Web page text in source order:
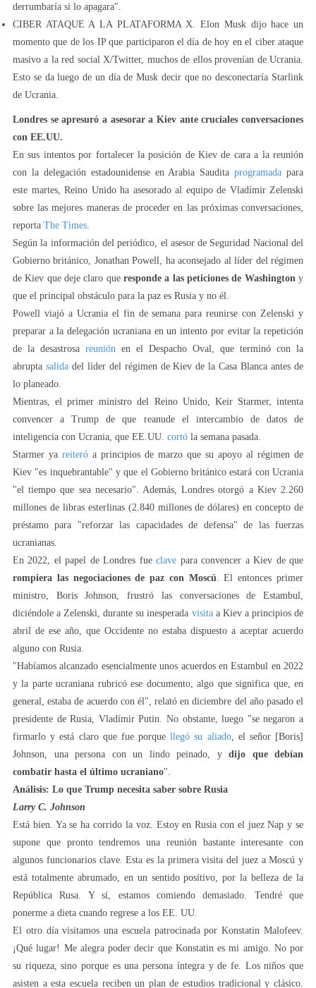
derrumbaría si lo apagara".
CIBER ATAQUE A LA PLATAFORMA X. Elon Musk dijo hace un
momento que de los IP que participaron el día de hoy en el ciber ataque
masivo a la red social X/Twitter, muchos de ellos provenían de Ucrania.
Esto se da luego de un día de Musk decir que no desconectaría Starlink
de Ucrania.
Londres se apresuró a asesorar a Kiev ante cruciales conversaciones
con EE.UU.
En sus intentos por fortalecer la posición de Kiev de cara a la reunión
con la delegación estadounidense en Arabia Sauditaprogramada para
este martes, Reino Unido ha asesorado al equipo de Vladímir Zelenski
sobre las mejores maneras de proceder en las próximas conversaciones,
reporta The Times
Según la información del periódico, el asesor de Seguridad Nacional del
Gobierno británico, Jonathan Powell, ha aconsejado al líder del régimen
de Kiev que deje claro que responde a las peticiones de Washington y
que el principal obstáculo para la paz es Rusia y no él.
Powell viajó a Ucrania el fin de semana para reunirse con Zelenski y
preparar a la delegación ucraniana en un intento por evitar la repetición
de la desastrosa reunión en el Despacho Oval, que terminó con la
abrupta salidadel líder del régimen de Kiev de la Casa Blanca antes de
lo planeado.
Mientras, el primer ministro del Reino Unido, Keir Starmer, intenta
convencer a Trump de que reanude el intercambio de datos de
inteligencia con Ucrania, que EE.UU. cortó la semana pasada.
Starmer ya reiteró a principios de marzo que su apoyo al régimen de
Kiev "es inquebrantable" y que el Gobierno británico estará con Ucrania
"el tiempo que sea necesario". Además, Londres otorgó a Kiev 2.260
millones de libras esterlinas (2.840 millones de dólares) en concepto de
préstamo para "reforzar las capacidades de defensa" de las fuerzas
ucranianas.
En 2022, el papel de Londres fueclave para convencer a Kiev de que
rompiera las negociaciones de paz con Moscú . El entonces primer
ministro, Boris Johnson, frustró las conversaciones de Estambul,
diciéndole a Zelenski, durante su inesperada visitaa Kiev a principios de
abril de ese año, que Occidente no estaba dispuesto a aceptar acuerdo
alguno con Rusia.
"Habíamos alcanzado esencialmente unos acuerdos en Estambul en 2022
y la parte ucraniana rubricó ese documento, algo que significa que, en
general, estaba de acuerdo con él", relató en diciembre del año pasado el
presidente de Rusia, Vladímir Putin. No obstante, luego "se negaron a
firmarlo y está claro que fue porquellegó su aliado, el señor [Boris]
Johnson, una persona con un lindo peinado, y dijo que debían
combatir hasta el último ucraniano".
Análisis: Lo que Trump necesita saber sobre Rusia
Larry C. Johnson
Está bien. Ya se ha corrido la voz. Estoy en Rusia con el juez Nap y se
supone que pronto tendremos una reunión bastante interesante con
algunos funcionarios clave. Esta es la primera visita del juez a Moscú y
está totalmente abrumado, en un sentido positivo, por la belleza de la
República Rusa. Y sí, estamos comiendo demasiado. Tendré que
ponerme a dieta cuando regrese a los EE. UU.
El otro día visitamos una escuela patrocinada por Konstatin Malofeev.
¡Qué lugar! Me alegra poder decir que Konstatin es mi amigo. No por
su riqueza, sino porque es una persona íntegra y de fe. Los niños que
asisten a esta escuela reciben un plan de estudios tradicional y clásico.